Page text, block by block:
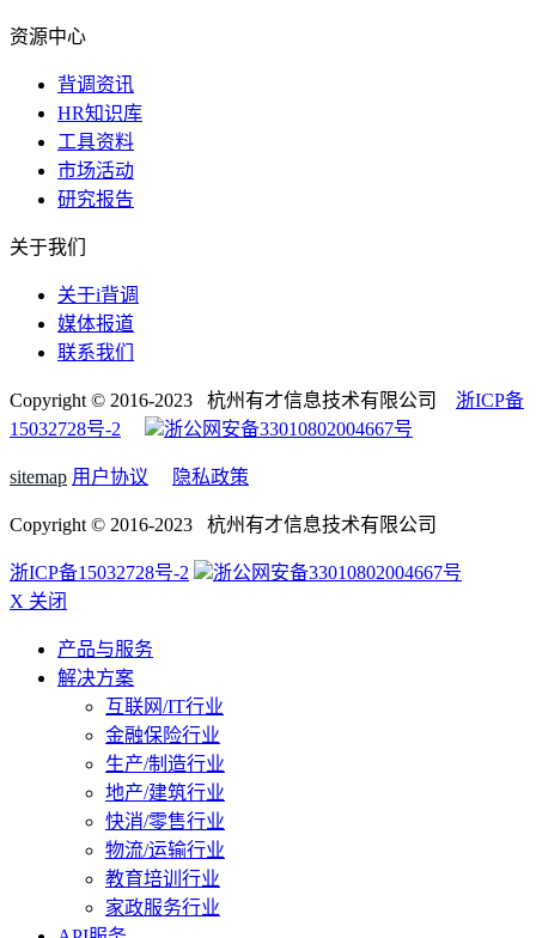
资源中心
背调资讯
HR知识库
工具资料
市场活动
研究报告
关于我们
关于i背调
媒体报道
联系我们
Copyright © 2016-2023 杭州有才信息技术有限公司 浙ICP备
15032728号-2
浙公网安备33010802004667号
sitemap 用户协议 隐私政策
Copyright © 2016-2023 杭州有才信息技术有限公司
浙ICP备15032728号-2
浙公网安备33010802004667号
X 关闭
产品与服务
解决方案
互联网/IT行业
金融保险行业
生产/制造行业
地产/建筑行业
快消/零售行业
物流/运输行业
教育培训行业
家政服务行业